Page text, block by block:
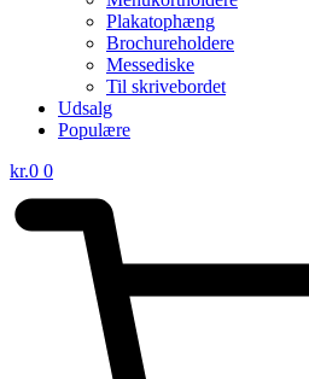
Plakatophæng
Brochureholdere
Messediske
Til skrivebordet
Udsalg
Populære
kr.0 0